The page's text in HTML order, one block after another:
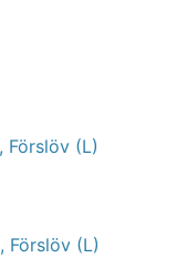
Förslöv (L)
Förslöv (L)